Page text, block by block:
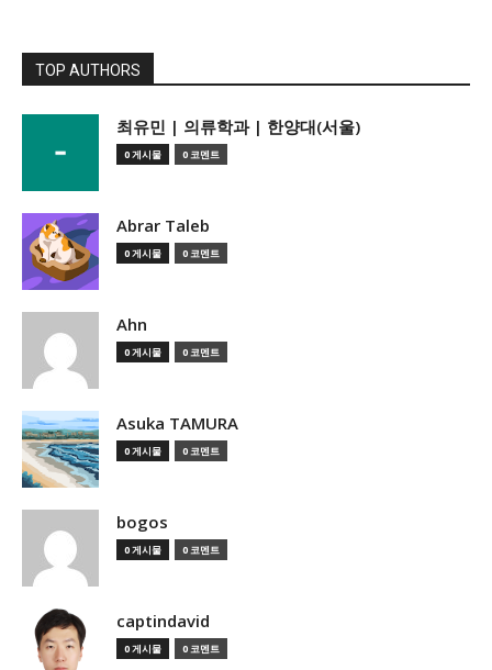
TOP AUTHORS
­최유민 | 의류학과 | 한양대(서울)
0 게시물 0 코멘트
Abrar Taleb
0 게시물 0 코멘트
Ahn
0 게시물 0 코멘트
Asuka TAMURA
0 게시물 0 코멘트
bogos
0 게시물 0 코멘트
captindavid
0 게시물 0 코멘트